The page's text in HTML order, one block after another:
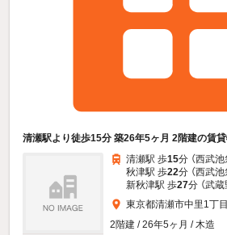
清瀬駅より徒歩15分 築26年5ヶ月 2階建の賃
清瀬駅 歩15分 （西武池
秋津駅 歩22分 （西武池
新秋津駅 歩27分 （武蔵
東京都清瀬市中里1丁目
2階建 / 26年5ヶ月 / 木造